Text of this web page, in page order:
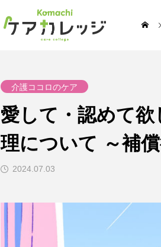
介護ココロのケア
愛して・認めて
理について ～補
2024.07.03